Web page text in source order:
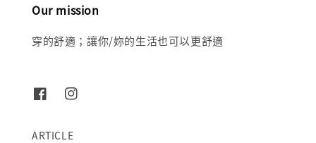
Our mission
穿的舒適；讓你/妳的生活也可以更舒適
ARTICLE